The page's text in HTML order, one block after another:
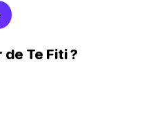
Te Fiti ?